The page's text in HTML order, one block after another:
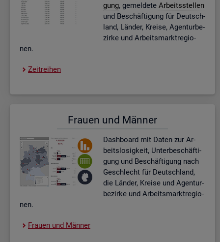
gung, ge­mel­de­te Ar­beits­stel­len
und Be­schäf­ti­gung für Deutsch­
land, Län­der, Krei­se, Agen­tur­be­
zir­ke und Ar­beits­markt­re­gio­
nen.
Zeit­rei­hen
Frau­en und Män­ner
Dash­board mit Daten zur Ar­
beits­lo­sig­keit, Un­ter­be­schäf­ti­
gung und Be­schäf­ti­gung nach
Ge­schlecht für Deutsch­land,
die Län­der, Krei­se und Agen­tur­
be­zir­ke und Ar­beits­markt­re­gio­
nen.
Frau­en und Män­ner